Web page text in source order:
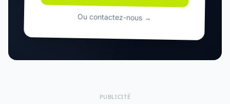
Ou contactez-nous →
PUBLICITÉ